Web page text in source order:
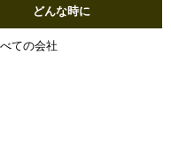
どんな時に
ての会社